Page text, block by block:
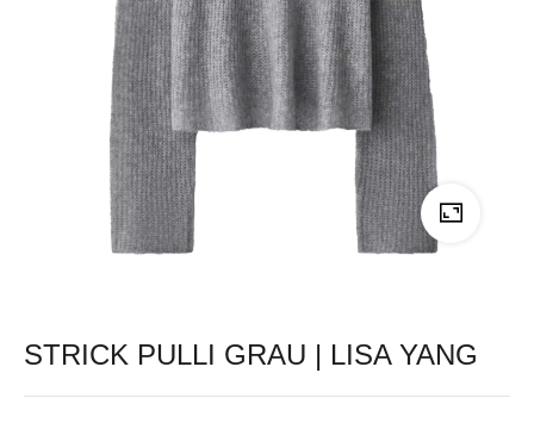
STRICK PULLI GRAU | LISA YANG